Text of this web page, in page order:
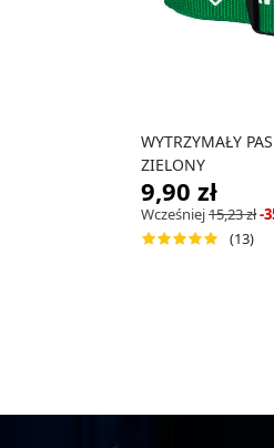
WYTRZYMAŁY
ZIELONY
9,90 zł
Wcześniej15,23 zł-
(13)